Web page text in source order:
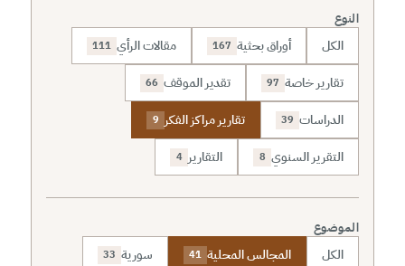
النوع
الكل أوراق بحثية 167 مقالات الرأي 111
تقارير خاصة 97 تقدير الموقف 66
الدراسات 39 تقارير مراكز الفكر 9
التقرير السنوي 8 التقارير 4
الموضوع
الكل المجالس المحلية 41 سورية 33